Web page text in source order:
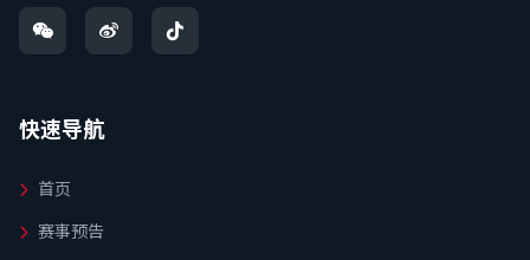
快速导航
首页
赛事预告